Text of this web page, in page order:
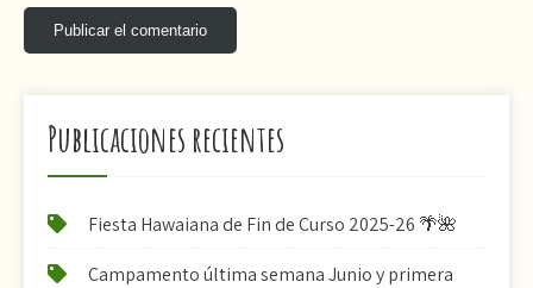
Publicaciones recientes
Fiesta Hawaiana de Fin de Curso 2025-26 🌴🌺
Campamento última semana Junio y primera